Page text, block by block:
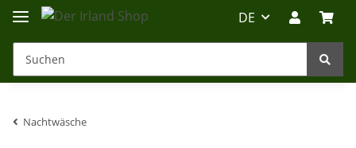
DE
Nachtwäsche